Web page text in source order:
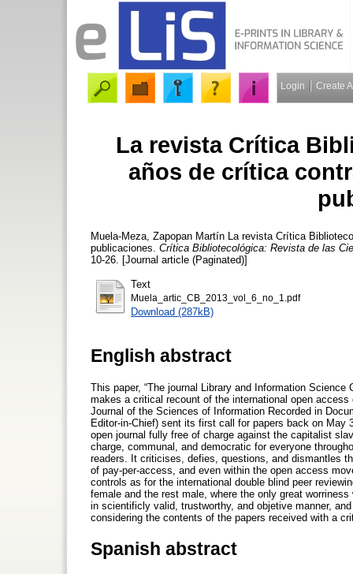
Login Create
La revista Crítica
años de crítica
Muela-Meza, Zapopan Martín La revista Crítica
publicaciones. Crítica Bibliotecológica: Revista de las
10-26. [Journal article (Paginated)]
Text
Muela_artic_CB_2013_vol_6_no_1.pdf
Download (287kB)
English abstract
This paper, “The journal Library and Information
makes a critical recount of the international open
Journal of the Sciences of Information Recorded in
Editor-in-Chief) sent its first call for papers back on
open journal fully free of charge against the capitalist
charge, communal, and democratic for everyone
readers. It criticises, defies, questions, and dismantles
of pay-per-access, and even within the open access
controls as for the international double blind peer
female and the rest male, where the only great
in scientificly valid, trustworthy, and objetive manner,
considering the contents of the papers received with a
Spanish abstract